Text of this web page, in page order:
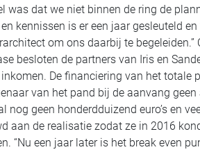
was dat we niet binnen de ring de
kennissen is er een jaar gesleuteld
om ons daarbij te
besloten de partners van Iris en
De financiering van het totale
van het pand bij de aanvang
geen honderdduizend euro’s en
aan de realisatie zodat ze in 2016
“Nu een jaar later is het break even